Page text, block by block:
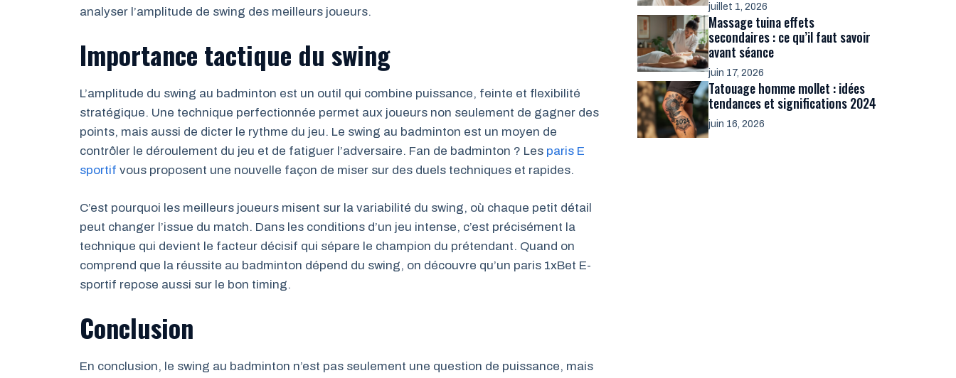
analyser l’amplitude de swing des meilleurs joueurs.
Importance tactique du swing
L’amplitude du swing au badminton est un outil qui combine puissance, feinte et flexibilité
stratégique. Une technique perfectionnée permet aux joueurs non seulement de gagner des
points, mais aussi de dicter le rythme du jeu. Le swing au badminton est un moyen de
contrôler le déroulement du jeu et de fatiguer l’adversaire. Fan de badminton ? Les paris E
sportif vous proposent une nouvelle façon de miser sur des duels techniques et rapides.
C’est pourquoi les meilleurs joueurs misent sur la variabilité du swing, où chaque petit détail
peut changer l’issue du match. Dans les conditions d’un jeu intense, c’est précisément la
technique qui devient le facteur décisif qui sépare le champion du prétendant. Quand on
comprend que la réussite au badminton dépend du swing, on découvre qu’un paris 1xBet E-
sportif repose aussi sur le bon timing.
Conclusion
En conclusion, le swing au badminton n’est pas seulement une question de puissance, mais
juillet 1, 2026
Massage tuina effets
secondaires : ce qu’il faut savoir
avant séance
juin 17, 2026
Tatouage homme mollet : idées
tendances et significations 2024
juin 16, 2026